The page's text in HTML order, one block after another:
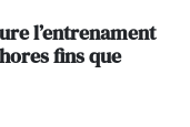
l’entrenament
fins que